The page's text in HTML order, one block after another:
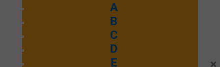
A
B
C
D
E